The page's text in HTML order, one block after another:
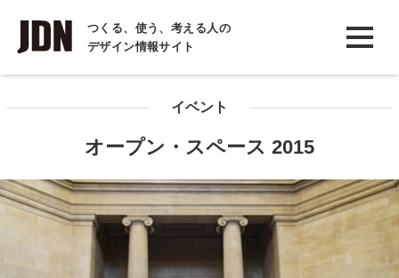
つくる、使う、考える人の
デザイン情報サイト
INTERVIEW
インタビュー
コラム
イベント
オープン・スペース 2015